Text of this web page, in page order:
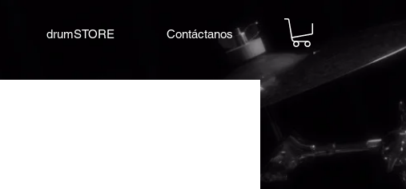
drumSTORE Contáctanos